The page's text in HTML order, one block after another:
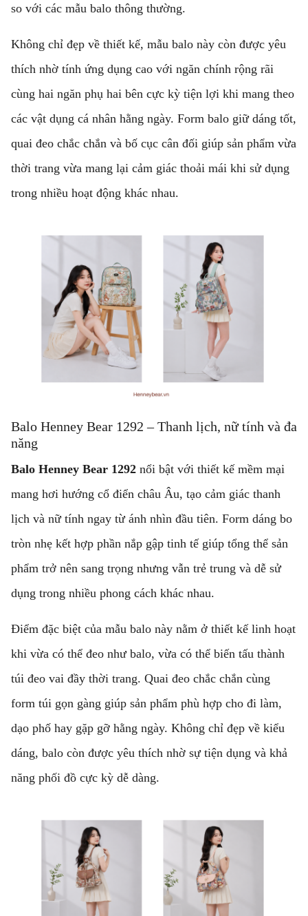
so với các mẫu balo thông thường.
Không chỉ đẹp về thiết kế, mẫu balo này còn được yêu
thích nhờ tính ứng dụng cao với ngăn chính rộng rãi
cùng hai ngăn phụ hai bên cực kỳ tiện lợi khi mang theo
các vật dụng cá nhân hằng ngày. Form balo giữ dáng tốt,
quai đeo chắc chắn và bố cục cân đối giúp sản phẩm vừa
thời trang vừa mang lại cảm giác thoải mái khi sử dụng
trong nhiều hoạt động khác nhau.
Balo Henney Bear 1292 – Thanh lịch, nữ tính và đa
năng
Balo Henney Bear 1292 nổi bật với thiết kế mềm mại
mang hơi hướng cổ điển châu Âu, tạo cảm giác thanh
lịch và nữ tính ngay từ ánh nhìn đầu tiên. Form dáng bo
tròn nhẹ kết hợp phần nắp gập tinh tế giúp tổng thể sản
phẩm trở nên sang trọng nhưng vẫn trẻ trung và dễ sử
dụng trong nhiều phong cách khác nhau.
Điểm đặc biệt của mẫu balo này nằm ở thiết kế linh hoạt
khi vừa có thể đeo như balo, vừa có thể biến tấu thành
túi đeo vai đầy thời trang. Quai đeo chắc chắn cùng
form túi gọn gàng giúp sản phẩm phù hợp cho đi làm,
dạo phố hay gặp gỡ hằng ngày. Không chỉ đẹp về kiểu
dáng, balo còn được yêu thích nhờ sự tiện dụng và khả
năng phối đồ cực kỳ dễ dàng.